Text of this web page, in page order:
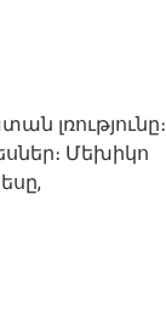
լռությունը։
Մեխիկո